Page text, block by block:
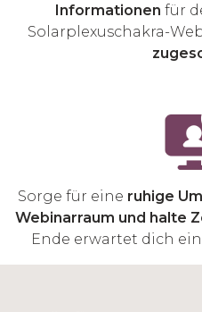
Informationen für
Solarplexuschakra-
Sorge für eine ruhige
Webinarraum und halte
Ende erwartet dich